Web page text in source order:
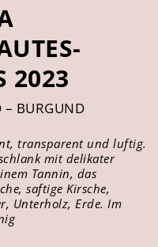
2023
– BURGUND
transparent und luftig.
mit delikater
Tannin, das
saftige Kirsche,
Unterholz, Erde. Im